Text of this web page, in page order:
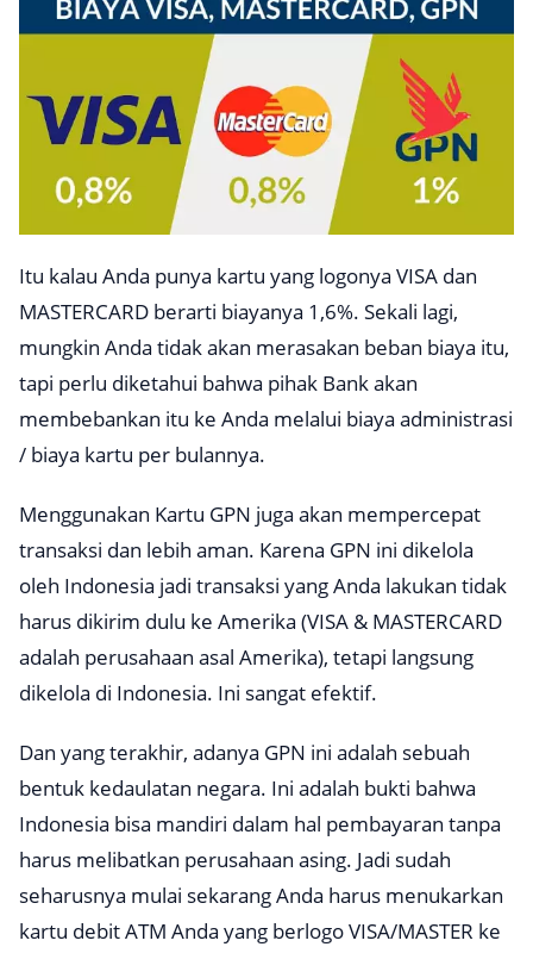
Itu kalau Anda punya kartu yang logonya VISA dan
MASTERCARD berarti biayanya 1,6%. Sekali lagi,
mungkin Anda tidak akan merasakan beban biaya itu,
tapi perlu diketahui bahwa pihak Bank akan
membebankan itu ke Anda melalui biaya administrasi
/ biaya kartu per bulannya.
Menggunakan Kartu GPN juga akan mempercepat
transaksi dan lebih aman. Karena GPN ini dikelola
oleh Indonesia jadi transaksi yang Anda lakukan tidak
harus dikirim dulu ke Amerika (VISA & MASTERCARD
adalah perusahaan asal Amerika), tetapi langsung
dikelola di Indonesia. Ini sangat efektif.
Dan yang terakhir, adanya GPN ini adalah sebuah
bentuk kedaulatan negara. Ini adalah bukti bahwa
Indonesia bisa mandiri dalam hal pembayaran tanpa
harus melibatkan perusahaan asing. Jadi sudah
seharusnya mulai sekarang Anda harus menukarkan
kartu debit ATM Anda yang berlogo VISA/MASTER ke